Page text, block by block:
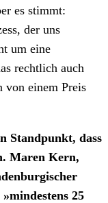
es stimmt:
der uns
um eine
rechtlich auch
von einem Preis
Standpunkt, dass
Maren Kern,
25